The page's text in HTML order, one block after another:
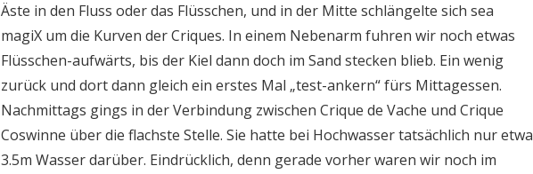
Äste in den Fluss oder das Flüsschen, und in der Mitte schlängelte sich sea
magiX um die Kurven der Criques. In einem Nebenarm fuhren wir noch etwas
Flüsschen-aufwärts, bis der Kiel dann doch im Sand stecken blieb. Ein wenig
zurück und dort dann gleich ein erstes Mal „test-ankern“ fürs Mittagessen.
Nachmittags gings in der Verbindung zwischen Crique de Vache und Crique
Coswinne über die flachste Stelle. Sie hatte bei Hochwasser tatsächlich nur etwa
3.5m Wasser darüber. Eindrücklich, denn gerade vorher waren wir noch im